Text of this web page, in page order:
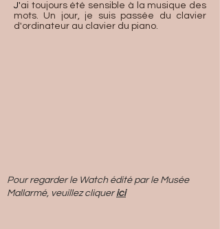
J'ai toujours été sensible à la musique des
mots. Un jour, je suis passée du clavier
d'ordinateur au clavier du piano.
Pour regarder le Watch édité par le Musée
Mallarmé, veuillez cliquerici